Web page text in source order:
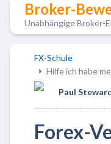
Broker-
Unabhängige Broker-
FX-Schule
Hilfe ich habe
Paul
Forex-